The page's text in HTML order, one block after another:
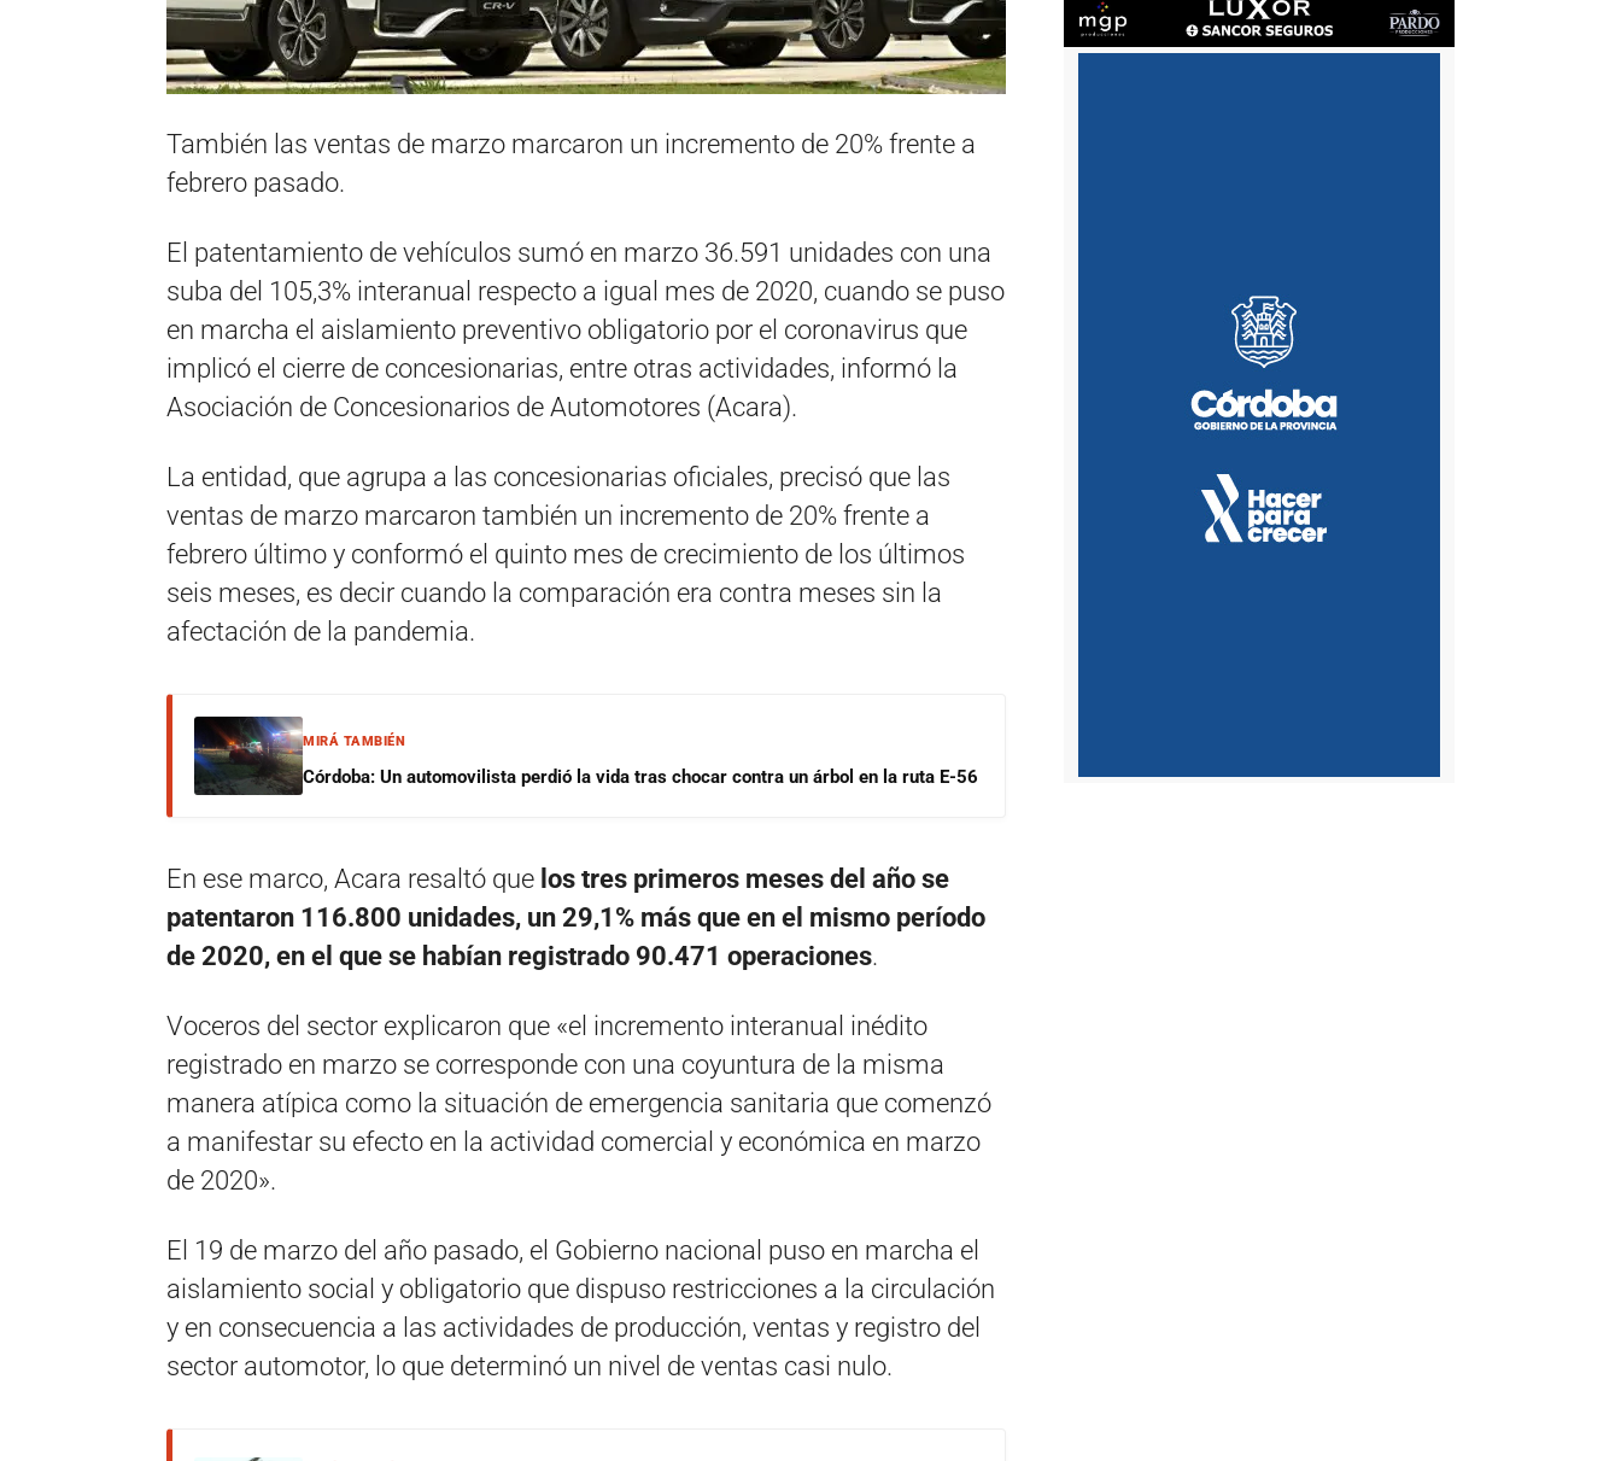
También las ventas de marzo marcaron un incremento de 20% frente a
febrero pasado.
El patentamiento de vehículos sumó en marzo 36.591 unidades con una
suba del 105,3% interanual respecto a igual mes de 2020, cuando se puso
en marcha el aislamiento preventivo obligatorio por el coronavirus que
implicó el cierre de concesionarias, entre otras actividades, informó la
Asociación de Concesionarios de Automotores (Acara).
La entidad, que agrupa a las concesionarias oficiales, precisó que las
ventas de marzo marcaron también un incremento de 20% frente a
febrero último y conformó el quinto mes de crecimiento de los últimos
seis meses, es decir cuando la comparación era contra meses sin la
afectación de la pandemia.
MIRÁ TAMBIÉN
Córdoba: Un automovilista perdió la vida tras chocar contra un árbol en la ruta E-56
En ese marco, Acara resaltó que los tres primeros meses del año se
patentaron 116.800 unidades, un 29,1% más que en el mismo período
de 2020, en el que se habían registrado 90.471 operaciones.
Voceros del sector explicaron que «el incremento interanual inédito
registrado en marzo se corresponde con una coyuntura de la misma
manera atípica como la situación de emergencia sanitaria que comenzó
a manifestar su efecto en la actividad comercial y económica en marzo
de 2020».
El 19 de marzo del año pasado, el Gobierno nacional puso en marcha el
aislamiento social y obligatorio que dispuso restricciones a la circulación
y en consecuencia a las actividades de producción, ventas y registro del
sector automotor, lo que determinó un nivel de ventas casi nulo.